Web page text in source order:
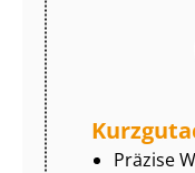
Präzise